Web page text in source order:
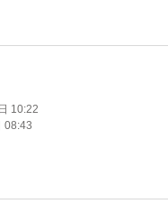
用レフィル
ます。
プレミアホワイト つけ
10:22
08:43